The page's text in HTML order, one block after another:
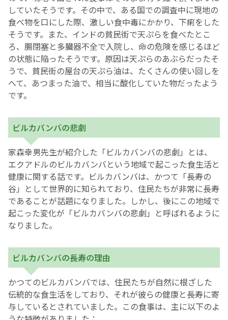
していたそうです。その中で、ある国での調査中に現地の
食べ物を口にした際、激しい食中毒にかかり、下痢をした
そうです。また、インドの貧民街で天ぷらを食べたとこ
ろ、腸閉塞と多臓器不全で入院し、命の危険を感じるほど
の状態に陥ったそうです。原因は天ぷらのあぶらだったそ
うで、貧民街の屋台の天ぷら油は、たくさんの使い回しを
へて、あつまった油で、相当に酸化していた物だったよう
です。
ビルカバンバの悲劇
家森幸男先生が紹介した「ビルカバンバの悲劇」とは、
エクアドルのビルカバンバという地域で起こった食生活と
健康に関する話です。ビルカバンバは、かつて「長寿の
谷」として世界的に知られており、住民たちが非常に長寿
であることが話題になりました。しかし、後にこの地域で
起こった変化が「ビルカバンバの悲劇」と呼ばれるように
なりました。
ビルカバンバの長寿の理由
かつてのビルカバンバでは、住民たちが自然に根ざした
伝統的な食生活をしており、それが彼らの健康と長寿に寄
与しているとされていました。この食事は、主に以下のよ